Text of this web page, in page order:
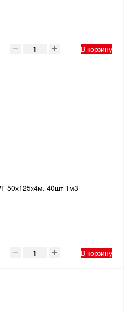
В корзину
50х125х4м. 40шт-1м3
В корзину